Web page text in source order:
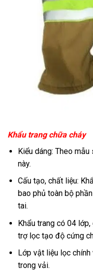
Khẩu trang chữa cháy
Kiểu dáng: Theo
này.
Cấu tạo, chất liệu:
bao phủ toàn bộ
tai.
Khẩu trang có 04
trợ lọc tạo độ cứng
Lớp vật liệu lọc
trong vải.